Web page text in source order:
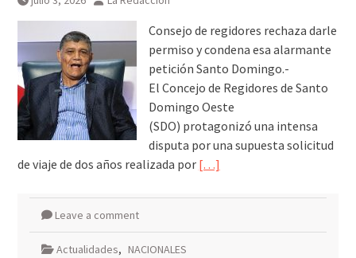
Consejo de regidores rechaza darle
permiso y condena esa alarmante
petición Santo Domingo.-
El Concejo de Regidores de Santo
Domingo Oeste
(SDO) protagonizó una intensa
disputa por una supuesta solicitud
de viaje de dos años realizada por […]
Leave a comment
Actualidades, NACIONALES